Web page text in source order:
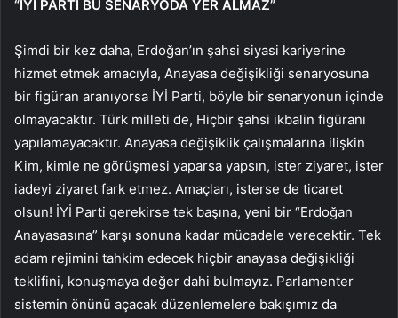
“İYİ PARTİ BU SENARYODA YER ALMAZ”
Şimdi bir kez daha, Erdoğan’ın şahsi siyasi kariyerine
hizmet etmek amacıyla, Anayasa değişikliği senaryosuna
bir figüran aranıyorsa İYİ Parti, böyle bir senaryonun içinde
olmayacaktır. Türk milleti de, Hiçbir şahsi ikbalin figüranı
yapılamayacaktır. Anayasa değişiklik çalışmalarına ilişkin
Kim, kimle ne görüşmesi yaparsa yapsın, ister ziyaret, ister
iadeyi ziyaret fark etmez. Amaçları, isterse de ticaret
olsun! İYİ Parti gerekirse tek başına, yeni bir “Erdoğan
Anayasasına” karşı sonuna kadar mücadele verecektir. Tek
adam rejimini tahkim edecek hiçbir anayasa değişikliği
teklifini, konuşmaya değer dahi bulmayız. Parlamenter
sistemin önünü açacak düzenlemelere bakışımız da